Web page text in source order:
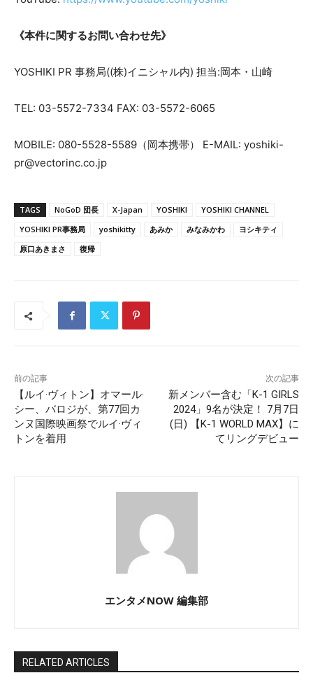
《本件に関するお問い合わせ先》
YOSHIKI PR 事務局((株)イニシャル内) 担当:岡本・山崎
TEL: 03-5572-7334 FAX: 03-5572-6065
MOBILE: 080-5528-5589（岡本携帯） E-MAIL: yoshiki-
pr@vectorinc.co.jp
TAGS NoGoD 団長 X-Japan YOSHIKI
YOSHIKI CHANNEL
YOSHIKI PR事務局
yoshikitty あみか みなみかわ
ヨシキティ
原口あきまさ
復帰
前の記事
【ルイ·ヴィトン】オマール·
シー、バロジが、第77回カ
ンヌ国際映画祭でルイ·ヴィ
トンを着用
次の記事
新メンバー含む「K-1 GIRLS
2024」9名が決定！ 7月7日
(日) 【K-1 WORLD MAX】に
てリングデビュー
エンタメNOW 編集部
RELATED ARTICLES